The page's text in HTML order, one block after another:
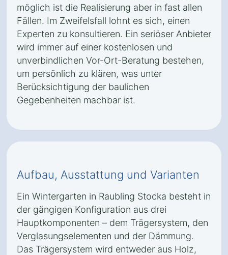
möglich ist die Realisierung aber in fast allen
Fällen. Im Zweifelsfall lohnt es sich, einen
Experten zu konsultieren. Ein seriöser Anbieter
wird immer auf einer kostenlosen und
unverbindlichen Vor-Ort-Beratung bestehen,
um persönlich zu klären, was unter
Berücksichtigung der baulichen
Gegebenheiten machbar ist.
Aufbau, Ausstattung und Varianten
Ein Wintergarten in Raubling Stocka besteht in
der gängigen Konfiguration aus drei
Hauptkomponenten – dem Trägersystem, den
Verglasungselementen und der Dämmung.
Das Trägersystem wird entweder aus Holz,